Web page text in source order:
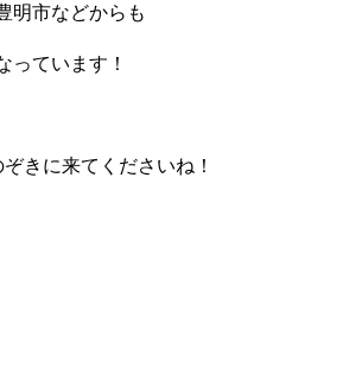
明市などからも
っています！
きに来てくださいね！